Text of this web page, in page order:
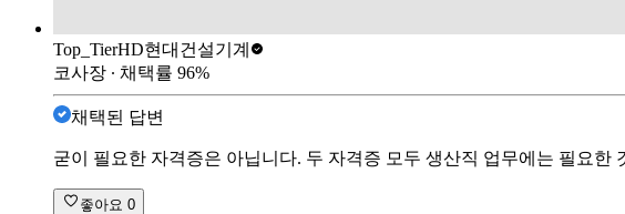
Top_TierHD현대건설기계
코사장 ∙ 채택률 96%
채택된 답변
굳이 필요한 자격증은 아닙니다. 두 자격증 모두 생산직 업무에는 필요
좋아요 0